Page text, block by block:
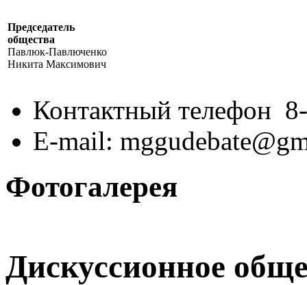
Председатель
общества
Павлюк-Павлюченко
Никита Максимович
Контактный телефон
E-mail:
Фотогалерея
Дискуссионное